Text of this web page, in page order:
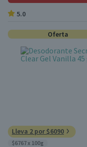
5.0
Oferta
Lleva 2 por $6090
$6767 x 100g